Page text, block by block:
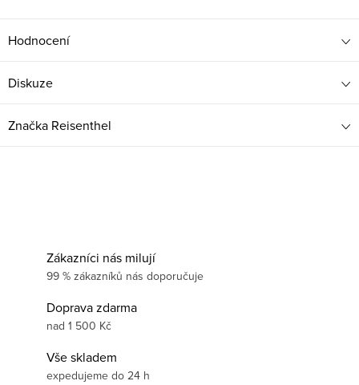
Hodnocení
Diskuze
Značka Reisenthel
Zákazníci nás milují
99 % zákazníků nás doporučuje
Doprava zdarma
nad 1 500 Kč
Vše skladem
expedujeme do 24 h